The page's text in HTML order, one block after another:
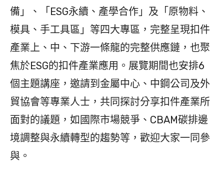
備」、「ESG永續、產學合作」及「原物料、
模具、手工具區」等四大專區，完整呈現扣件
產業上、中、下游一條龍的完整供應鏈，也聚
焦於ESG的扣件產業應用。展覽期間也安排6
個主題講座，邀請到金屬中心、中鋼公司及外
貿協會等專業人士，共同探討分享扣件產業所
面對的議題，如國際市場競爭、CBAM碳排邊
境調整與永續轉型的趨勢等，歡迎大家一同參
與。